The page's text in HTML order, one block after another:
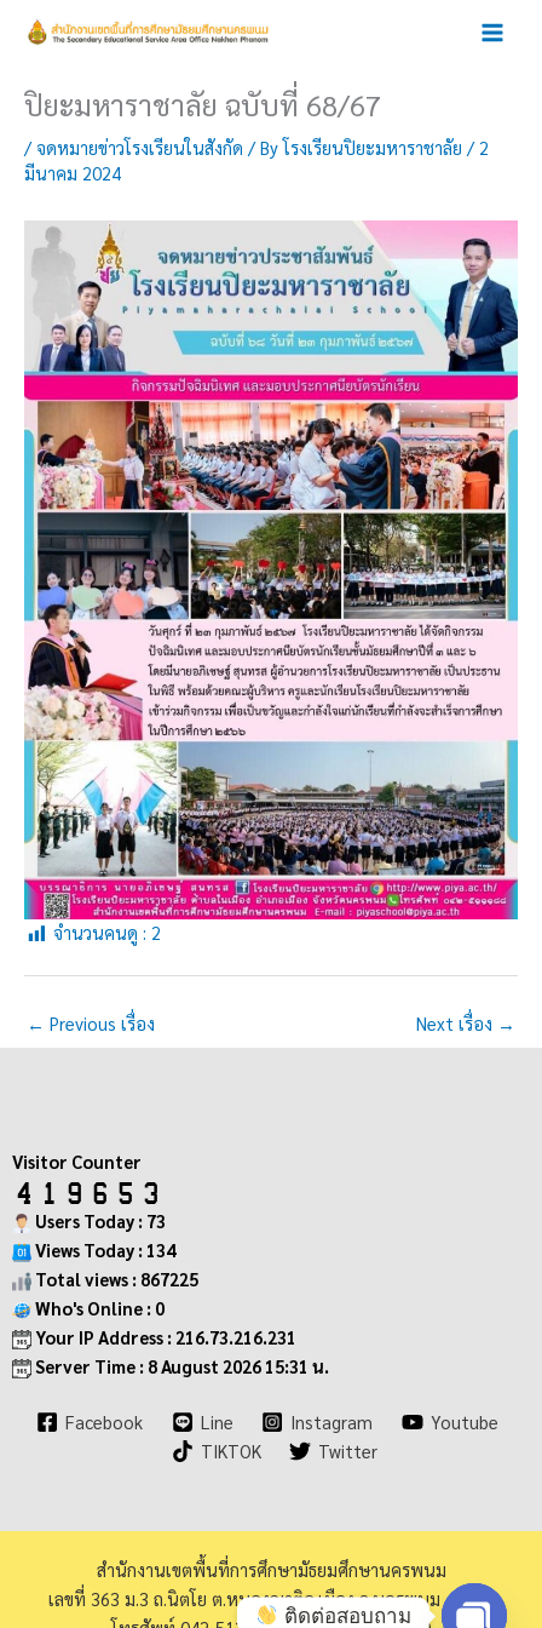
ปิยะมหาราชาลัย ฉบับที่ 68/67
/จดหมายข่าวโรงเรียนในสังกัด / Byโรงเรียนปิยะมหาราชาลัย / 2
มีนาคม 2024
จำนวนคนดู : 2
← Previous เรื่อง Next เรื่อง →
Visitor Counter
Users Today : 73
Views Today : 134
Total views : 867225
Who's Online : 0
Your IP Address : 216.73.216.231
Server Time : 8 August 2026 15:31 น.
Facebook Line Instagram
Youtube
TIKTOK
Twitter
สำนักงานเขตพื้นที่การศึกษามัธยมศึกษานครพนม
เลขที่ 363 ม.3 ถ.นิตโย ต.หนองญาติอ.เมือง จ.นครพนม 48000
ติดต่อสอบถาม